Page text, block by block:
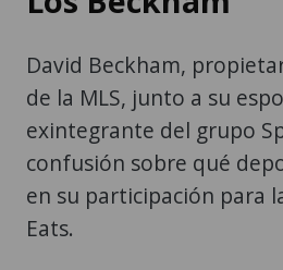
David Beckham,
de la MLS, junto a su
exintegrante del grupo
confusión sobre qué
en su participación para
Eats.